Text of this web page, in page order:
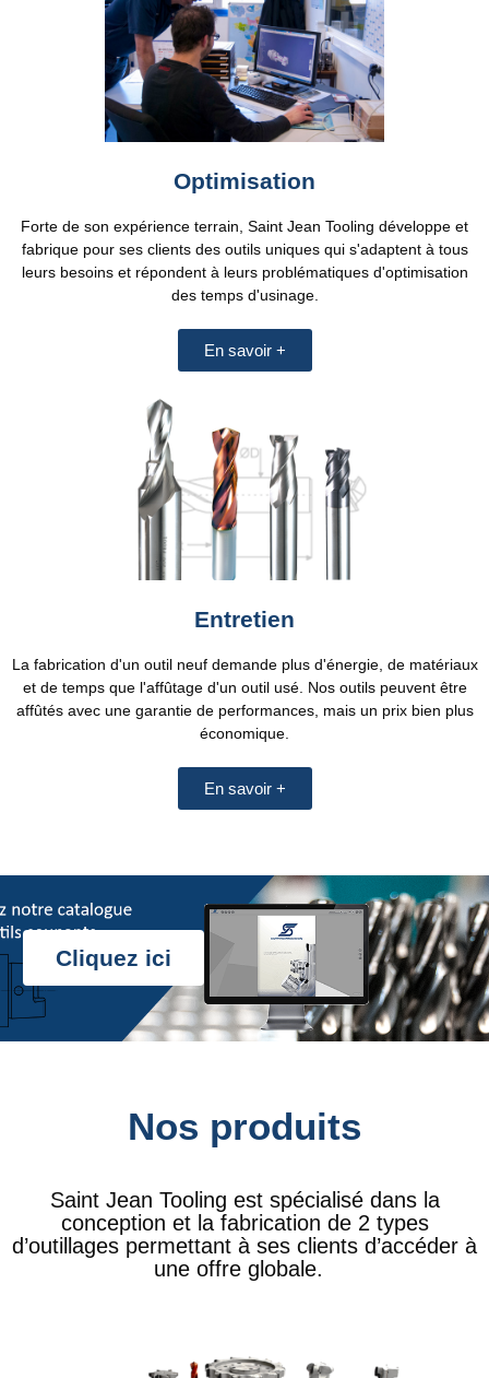
Optimisation
Forte de son expérience terrain, Saint Jean Tooling développe et
fabrique pour ses clients des outils uniques qui s'adaptent à tous
leurs besoins et répondent à leurs problématiques d'optimisation
des temps d'usinage.
En savoir +
Entretien
La fabrication d'un outil neuf demande plus d'énergie, de matériaux
et de temps que l'affûtage d'un outil usé. Nos outils peuvent être
affûtés avec une garantie de performances, mais un prix bien plus
économique.
En savoir +
Cliquez ici
Nos produits
Saint Jean Tooling est spécialisé dans la
conception et la fabrication de 2 types
d’outillages permettant à ses clients d’accéder à
une offre globale.